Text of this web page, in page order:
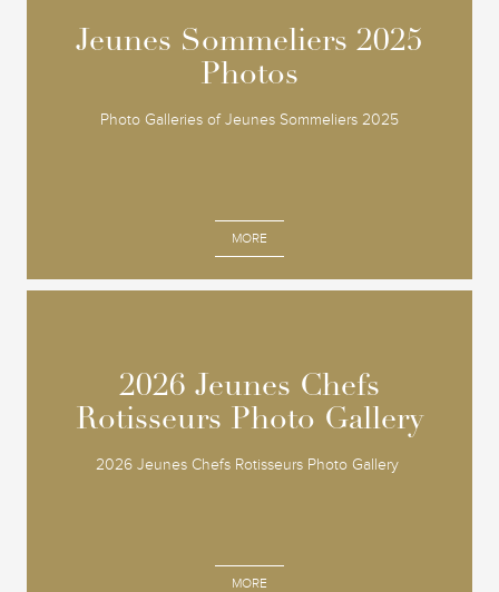
Jeunes Sommeliers 2025
Photos
Photo Galleries of Jeunes Sommeliers 2025
MORE
Jeunes Sommeliers 2025
Photos
2026 Jeunes Chefs
Rotisseurs Photo Gallery
2026 Jeunes Chefs Rotisseurs Photo Gallery
MORE
2026 Jeunes Chefs
Rotisseurs Photo Gallery